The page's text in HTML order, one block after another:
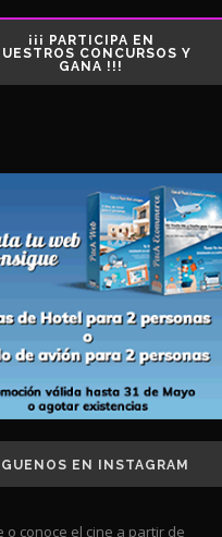
¡¡¡ PARTICIPA EN
CONCURSOS Y
GANA !!!
EN INSTAGRAM
o conoce el cine a partir de